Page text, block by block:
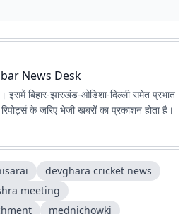
News Desk
बिहार-झारखंड-ओडिशा-दिल्‍ली समेत प्रभात
के जरिए भेजी खबरों का प्रकाशन होता है।
devghara cricket news
meeting
mednichowki